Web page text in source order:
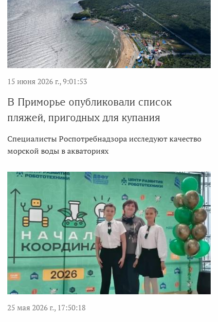
15 июня 2026 г., 9:01:53
В Приморье опубликовали список
пляжей, пригодных для купания
Специалисты Роспотребнадзора исследуют качество
морской воды в акваториях
25 мая 2026 г., 17:50:18